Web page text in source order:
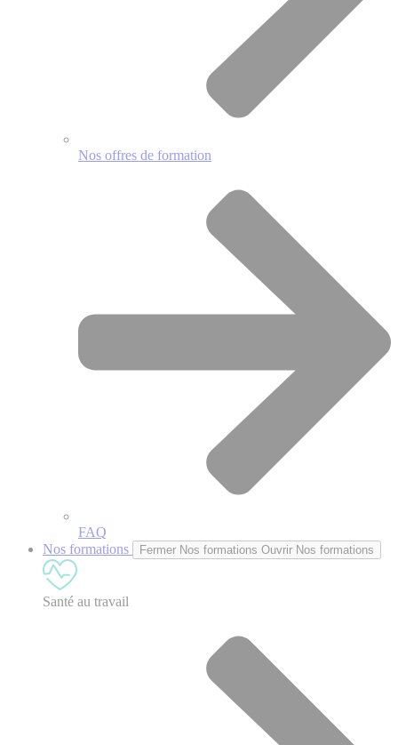
Nos offres de formation
FAQ
Nos formations
Fermer Nos formations Ouvrir Nos formations
Santé au travail